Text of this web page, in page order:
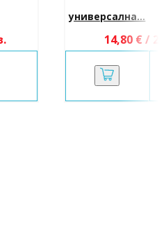
универсална...
14,80 € /